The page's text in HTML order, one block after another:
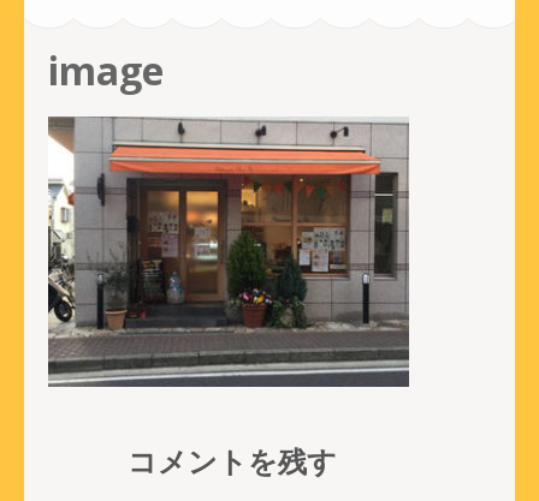
image
コメントを残す